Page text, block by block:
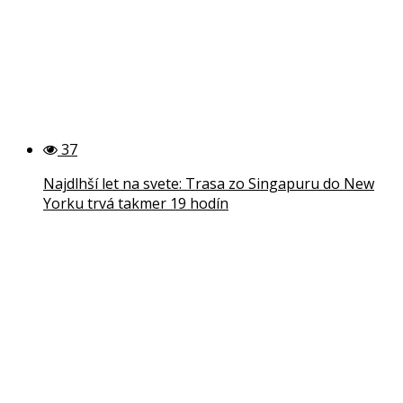
37
Najdlhší let na svete: Trasa zo Singapuru do New
Yorku trvá takmer 19 hodín